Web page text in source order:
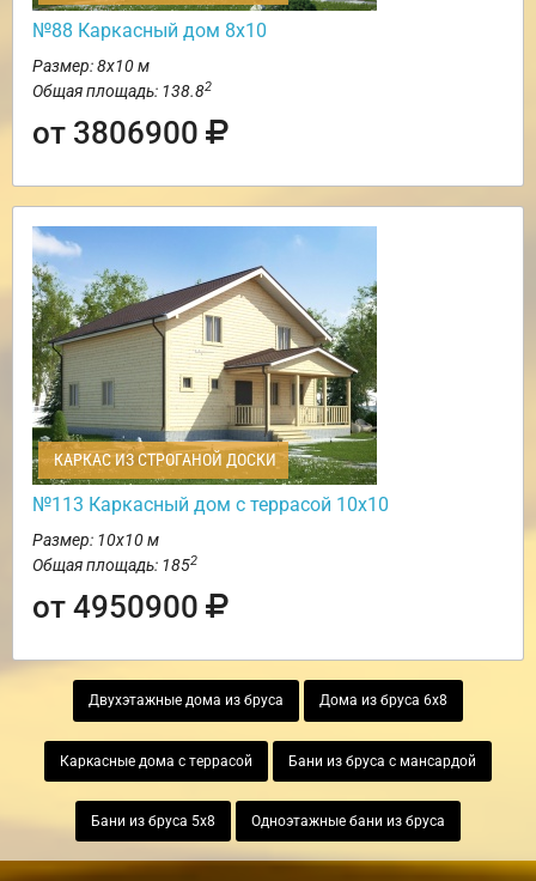
№88 Каркасный дом 8х10
Размер: 8х10 м
Общая площадь: 138.82
от 3806900
КАРКАС ИЗ СТРОГАНОЙ ДОСКИ
№113 Каркасный дом с террасой 10х10
Размер: 10х10 м
Общая площадь: 1852
от 4950900
Двухэтажные дома из бруса Дома из бруса 6х8
Каркасные дома с террасой Бани из бруса с мансардой
Бани из бруса 5х8 Одноэтажные бани из бруса